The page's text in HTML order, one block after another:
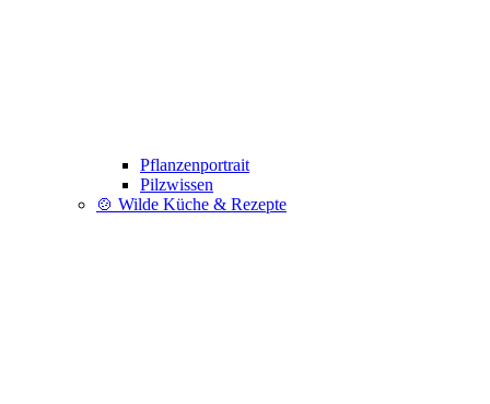
Pflanzenportrait
Pilzwissen
🍲 Wilde Küche & Rezepte